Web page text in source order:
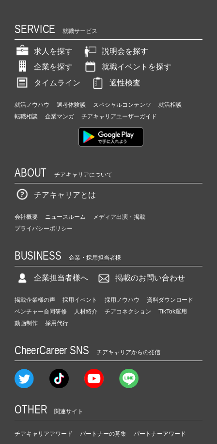
SERVICE 就職サービス
求人を探す
説明会を探す
企業を探す
就職イベントを探す
タイムライン
適性検査
就活ノウハウ 選考体験談 スペシャルコンテンツ
就活相談
転職相談
企業マンガ チアキャリアユーザーガイド
ABOUT チアキャリアについて
チアキャリアとは
会社概要 ニュースルーム
メディア出演・掲載
プライバシーポリシー
BUSINESS 企業・採用担当者様
企業担当者様へ 掲載のお問い合わせ
掲載企業様の声 採用イベント 採用ノウハウ
資料ダウンロード
ベンチャー合同研修
人材紹介 チアコネクション
TikTok運用
動画制作
採用代行
CheerCareer SNS チアキャリアからの発信
OTHER 関連サイト
チアキャリアアワード パートナーの募集 パートナーアワード